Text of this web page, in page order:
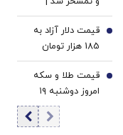
انرژی‌بری هستیم
یورو
چرخه ضرب‌الاجل و
تهدید تا
عقب‌نشینی و
بازگشت به مذاکره |
گاردین: ترامپ 14
بار مدعی شده که
صلح با ایران در
دسترس است
قیمت دلار آزاد به
185 هزار تومان
رسید
6
قیمت طلا و سکه
امروز دوشنبه ۱۹
مرداد ۱۴۰۵/افزایش
قیمت طلا و سکه
7